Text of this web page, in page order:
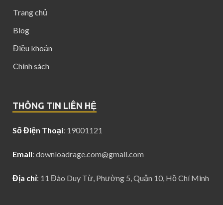
Trang chủ
Blog
Điều khoản
Chính sách
THÔNG TIN LIÊN HỆ
Số Điện Thoại: 19001121
Email: downloadrage.com@gmail.com
Địa chỉ: 11 Đào Duy Từ, Phường 5, Quận 10, Hồ Chí Minh